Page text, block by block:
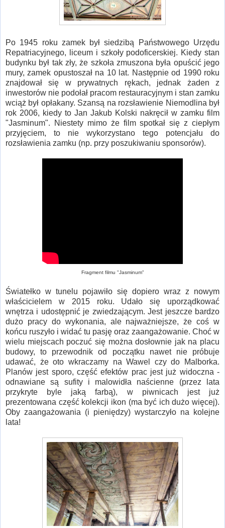
Po 1945 roku zamek był siedzibą Państwowego Urzędu
Repatriacyjnego, liceum i szkoły podoficerskiej. Kiedy stan
budynku był tak zły, że szkoła zmuszona była opuścić jego
mury, zamek opustoszał na 10 lat. Następnie od 1990 roku
znajdował się w prywatnych rękach, jednak żaden z
inwestorów nie podołał pracom restauracyjnym i stan zamku
wciąż był opłakany. Szansą na rozsławienie Niemodlina był
rok 2006, kiedy to Jan Jakub Kolski nakręcił w zamku film
"Jasminum". Niestety mimo że film spotkał się z ciepłym
przyjęciem, to nie wykorzystano tego potencjału do
rozsławienia zamku (np. przy poszukiwaniu sponsorów).
Fragment filmu "Jasminum"
Światełko w tunelu pojawiło się dopiero wraz z nowym
właścicielem w 2015 roku. Udało się uporządkować
wnętrza i udostępnić je zwiedzającym. Jest jeszcze bardzo
dużo pracy do wykonania, ale najważniejsze, że coś w
końcu ruszyło i widać tu pasję oraz zaangażowanie. Choć w
wielu miejscach poczuć się można dosłownie jak na placu
budowy, to przewodnik od początku nawet nie próbuje
udawać, że oto wkraczamy na Wawel czy do Malborka.
Planów jest sporo, część efektów prac jest już widoczna -
odnawiane są sufity i malowidła naścienne (przez lata
przykryte byle jaką farbą), w piwnicach jest już
prezentowana część kolekcji ikon (ma być ich dużo więcej).
Oby zaangażowania (i pieniędzy) wystarczyło na kolejne
lata!